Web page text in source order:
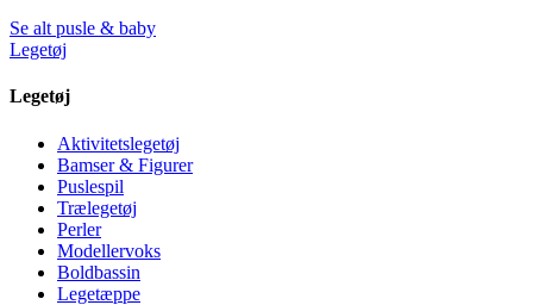
Se alt pusle & baby
Legetøj
Legetøj
Aktivitetslegetøj
Bamser & Figurer
Puslespil
Trælegetøj
Perler
Modellervoks
Boldbassin
Legetæppe